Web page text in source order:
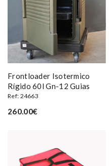
Frontloader Isotermico
Rígido 60l Gn-12 Guias
Ref: 24663
260.00€